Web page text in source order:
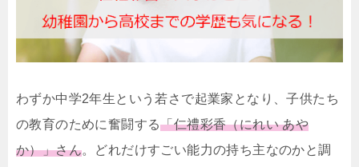
わずか中学2年生という若さで起業家となり、子供たち
の教育のために奮闘する「仁禮彩香（にれい あや
か）」さん。どれだけすごい能力の持ち主なのかと調